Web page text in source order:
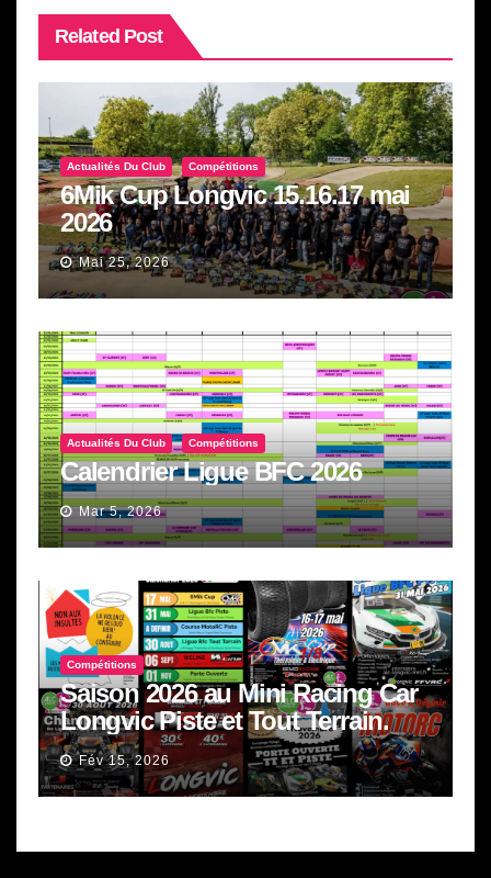
Related Post
Actualités Du Club Compétitions
6Mik Cup Longvic 15.16.17 mai
2026
Mai 25, 2026
Actualités Du Club Compétitions
Calendrier Ligue BFC 2026
Mar 5, 2026
Compétitions
Saison 2026 au Mini Racing Car
Longvic Piste et Tout Terrain.
Fév 15, 2026